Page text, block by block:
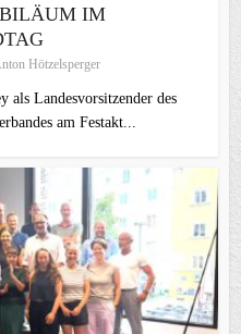
IM
Hötzelsperger
als Landesvorsitzender des
am Festakt...